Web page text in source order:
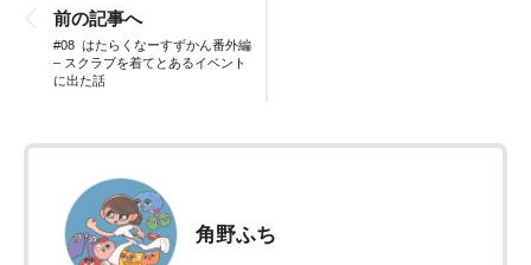
前の記事へ
#08 はたらくなーすずかん番外編
– スクラブを着てとあるイベント
に出た話
角野ふち